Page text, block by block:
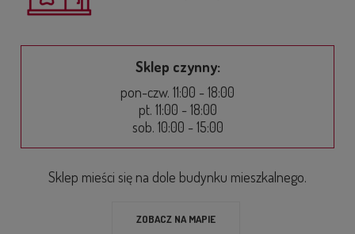
Sklep czynny:
pon-czw. 11:00 - 18:00
pt. 11:00 - 18:00
sob. 10:00 - 15:00
Sklep mieści się na dole budynku mieszkalnego.
ZOBACZ NA MAPIE